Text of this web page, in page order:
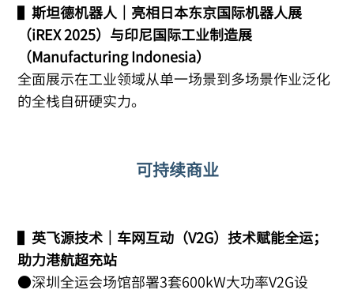
▌斯坦德机器人｜亮相日本东京国际机器人展
（iREX 2025）与印尼国际工业制造展
（Manufacturing Indonesia）
全面展示在工业领域从单一场景到多场景作业泛化
的全栈自研硬实力。
可持续商业
▌英飞源技术｜车网互动（V2G）技术赋能全运；
助力港航超充站
●深圳全运会场馆部署3套600kW大功率V2G设